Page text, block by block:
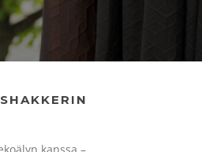
kanssa –